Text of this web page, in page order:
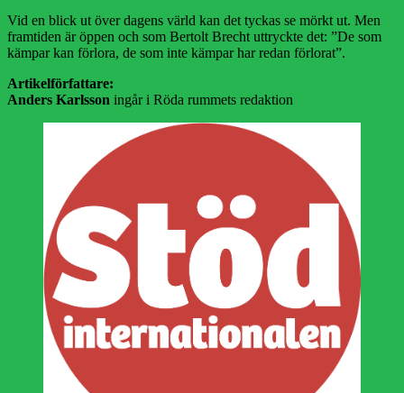
Vid en blick ut över dagens värld kan det tyckas se mörkt ut. Men
framtiden är öppen och som Bertolt Brecht uttryckte det: ”De som
kämpar kan förlora, de som inte kämpar har redan förlorat”.
Artikelförfattare:
Anders Karlsson ingår i Röda rummets redaktion